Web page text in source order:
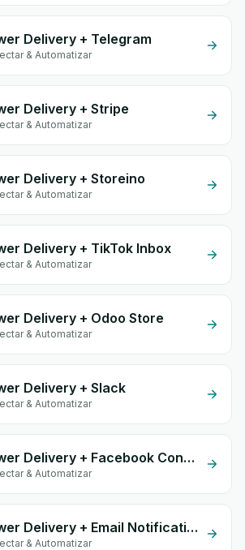
Delivery + Telegram
& Automatizar
Delivery + Stripe
& Automatizar
Delivery + Storeino
& Automatizar
Delivery + TikTok Inbox
& Automatizar
Delivery + Odoo Store
& Automatizar
Delivery + Slack
& Automatizar
Power Delivery + Facebook Conversion API (CAPI)
& Automatizar
Power Delivery + Email Notifications by eGrow
& Automatizar